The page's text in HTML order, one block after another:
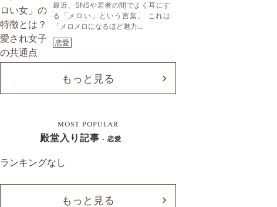
最近、SNSや若者の間でよく耳にす
る「メロい」という言葉。 これは
「メロメロになるほど魅力...
恋愛
もっと見る
MOST POPULAR
殿堂入り記事 - 恋愛
ランキングなし
もっと見る